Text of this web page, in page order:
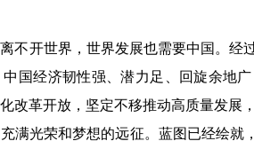
开世界，世界发展也需要中国。经
国经济韧性强、潜力足、回旋余地
改革开放，坚定不移推动高质量发展
光荣和梦想的远征。蓝图已经绘就